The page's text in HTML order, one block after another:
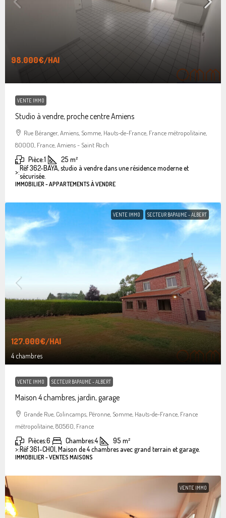
98.000€/HAI
VENTE IMMO
Studio à vendre, proche centre Amiens
Rue Béranger, Amiens, Somme, Hauts-de-France, France métropolitaine,
80000, France, Amiens - Saint Roch
Pièce:1 25 m²
>:Réf 362-BAYA, studio à vendre dans une résidence moderne et
sécurisée.
IMMOBILIER - APPARTEMENTS À VENDRE
VENTE IMMO SECTEUR BAPAUME - ALBERT
127.000€/HAI
4 chambres
VENTE IMMO SECTEUR BAPAUME - ALBERT
Maison 4 chambres, jardin, garage
Grande Rue, Colincamps, Péronne, Somme, Hauts-de-France, France
métropolitaine, 80560, France
Pièces:6 Chambres:4 95 m²
>:Réf 361-CHOI, Maison de 4 chambres avec grand terrain et garage.
IMMOBILIER - VENTES MAISONS
VENTE IMMO